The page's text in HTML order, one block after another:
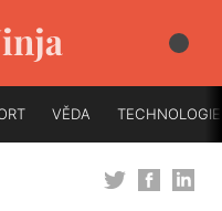
VĚDA TECHNOLOGIE